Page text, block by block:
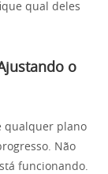
qual deles
o
qualquer plano
Não
funcionando.